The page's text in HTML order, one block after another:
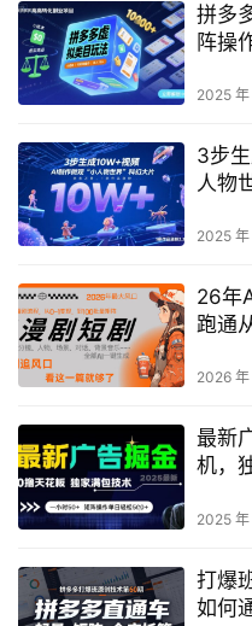
拼多
阵操
2025 年
3步
人物
2025 年
26年
跑通
2026 年
最新
机，
2025 年
打爆
如何